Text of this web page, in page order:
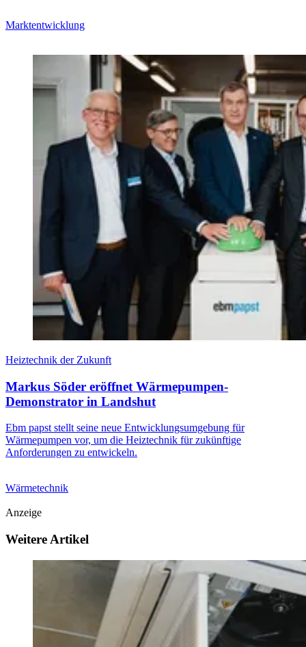
Marktentwicklung
Heiztechnik der Zukunft
Markus Söder eröffnet Wärmepumpen-
Demonstrator in Landshut
Ebm papst stellt seine neue Entwicklungsumgebung für
Wärmepumpen vor, um die Heiztechnik für zukünftige
Anforderungen zu entwickeln.
Wärmetechnik
Anzeige
Weitere Artikel